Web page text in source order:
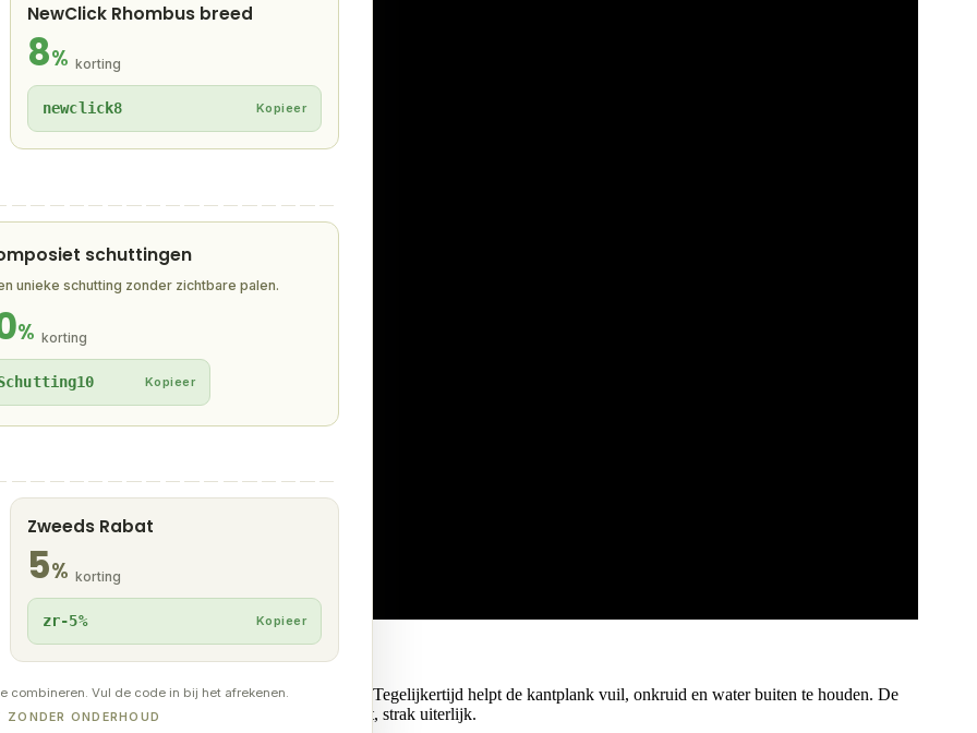
NewClick Rhombus breed
8% korting
newclick8 Kopieer
schuttingen
unieke schutting zonder zichtbare palen.
% korting
Kopieer
Zweeds Rabat
5% korting
zr-5% Kopieer
combineren. Vul de code in bij het afrekenen.
ZONDER ONDERHOUD
je tegen de zijkanten van de terrasdelen aankijkt. Tegelijkertijd helpt de kantplank vuil, onkruid en water buiten te houden. De
of afbrokkelen en geeft het geheel een afgewerkt, strak uiterlijk.